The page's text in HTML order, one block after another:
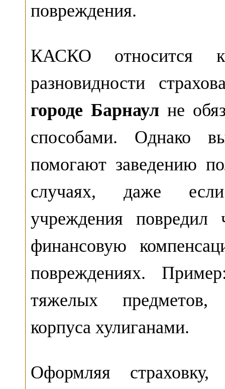
повреждения.
КАСКО относится к
разновидности
городе Барнаулне
способами. Однако
помогают заведению
случаях, даже если
учреждения повредил
финансовую
повреждениях.
тяжелых предметов,
корпуса хулиганами.
Оформляя